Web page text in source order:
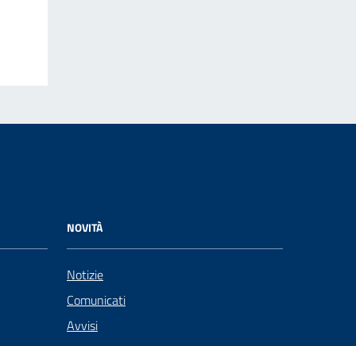
NOVITÀ
Notizie
Comunicati
Avvisi